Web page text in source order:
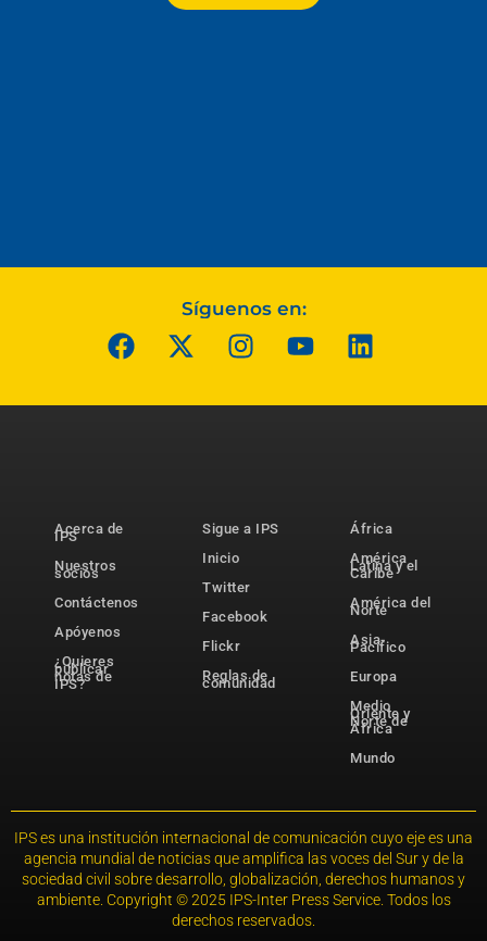
Síguenos en:
Acerca de
IPS
Nuestros
socios
Contáctenos
Apóyenos
¿Quieres
publicar
notas de
IPS?
Sigue a IPS
Inicio
Twitter
Facebook
Flickr
Reglas de
comunidad
África
América
Latina y el
Caribe
América del
Norte
Asia-
Pacífico
Europa
Medio
Oriente y
Norte de
África
Mundo
IPS es una institución internacional de comunicación cuyo eje es una
agencia mundial de noticias que amplifica las voces del Sur y de la
sociedad civil sobre desarrollo, globalización, derechos humanos y
ambiente. Copyright © 2025 IPS-Inter Press Service. Todos los
derechos reservados.